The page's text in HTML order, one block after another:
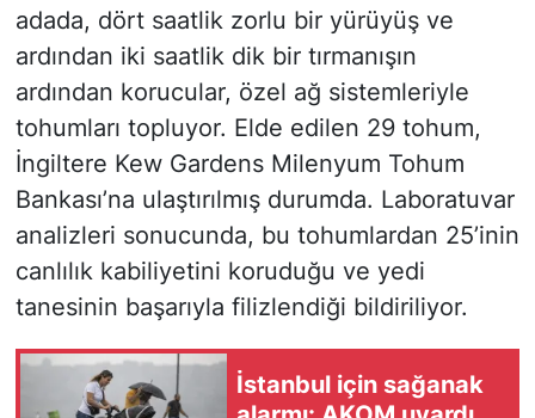
adada, dört saatlik zorlu bir yürüyüş ve
ardından iki saatlik dik bir tırmanışın
ardından korucular, özel ağ sistemleriyle
tohumları topluyor. Elde edilen 29 tohum,
İngiltere Kew Gardens Milenyum Tohum
Bankası’na ulaştırılmış durumda. Laboratuvar
analizleri sonucunda, bu tohumlardan 25’inin
canlılık kabiliyetini koruduğu ve yedi
tanesinin başarıyla filizlendiği bildiriliyor.
İstanbul için sağanak